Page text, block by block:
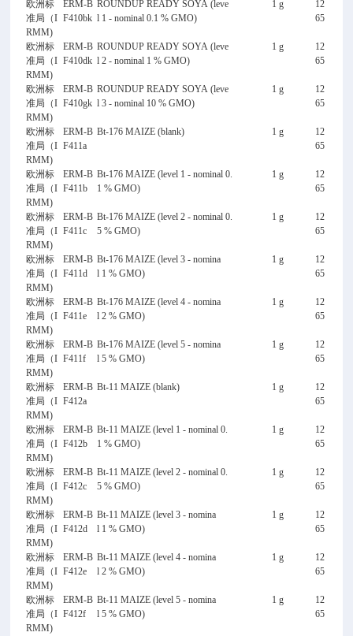
欧洲标
准局（I
RMM)
ERM-B
F410bk
ROUNDUP READY SOYA (leve
l 1 - nominal 0.1 % GMO)
1 g
12
65
欧洲标
准局（I
RMM)
ERM-B
F410dk
ROUNDUP READY SOYA (leve
l 2 - nominal 1 % GMO)
1 g
12
65
欧洲标
准局（I
RMM)
ERM-B
F410gk
ROUNDUP READY SOYA (leve
l 3 - nominal 10 % GMO)
1 g
12
65
欧洲标
准局（I
RMM)
ERM-B
F411a
Bt-176 MAIZE (blank) 1 g
12
65
欧洲标
准局（I
RMM)
ERM-B
F411b
Bt-176 MAIZE (level 1 - nominal 0.
1 % GMO)
1 g
12
65
欧洲标
准局（I
RMM)
ERM-B
F411c
Bt-176 MAIZE (level 2 - nominal 0.
5 % GMO)
1 g
12
65
欧洲标
准局（I
RMM)
ERM-B
F411d
Bt-176 MAIZE (level 3 - nomina
l 1 % GMO)
1 g
12
65
欧洲标
准局（I
RMM)
ERM-B
F411e
Bt-176 MAIZE (level 4 - nomina
l 2 % GMO)
1 g
12
65
欧洲标
准局（I
RMM)
ERM-B
F411f
Bt-176 MAIZE (level 5 - nomina
l 5 % GMO)
1 g
12
65
欧洲标
准局（I
RMM)
ERM-B
F412a
Bt-11 MAIZE (blank) 1 g
12
65
欧洲标
准局（I
RMM)
ERM-B
F412b
Bt-11 MAIZE (level 1 - nominal 0.
1 % GMO)
1 g
12
65
欧洲标
准局（I
RMM)
ERM-B
F412c
Bt-11 MAIZE (level 2 - nominal 0.
5 % GMO)
1 g
12
65
欧洲标
准局（I
RMM)
ERM-B
F412d
Bt-11 MAIZE (level 3 - nomina
l 1 % GMO)
1 g
12
65
欧洲标
准局（I
RMM)
ERM-B
F412e
Bt-11 MAIZE (level 4 - nomina
l 2 % GMO)
1 g
12
65
欧洲标
准局（I
RMM)
ERM-B
F412f
Bt-11 MAIZE (level 5 - nomina
l 5 % GMO)
1 g
12
65